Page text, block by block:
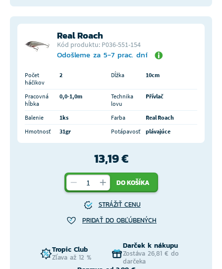
Real Roach
Kód produktu: P036-551-154
Odošleme za 5-7 prac. dní
Počet
háčikov
2 Dĺžka 10cm
Pracovná
hĺbka
0,0-1,0m
Technika
lovu
Přívlač
Balenie 1ks Farba
Real Roach
Hmotnosť
31gr Potápavosť plávajúce
13,19 €
DO KOŠÍKA
STRÁŽIŤ CENU
PRIDAŤ DO OBĽÚBENÝCH
Tropic Club
Zľava až 12 %
Darček k nákupu
Zostáva 26,81 € do
darčeka